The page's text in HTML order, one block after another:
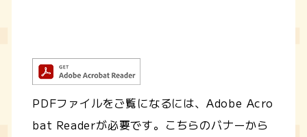
PDFファイルをご覧になるには、Adobe Acro
bat Readerが必要です。こちらのバナーから